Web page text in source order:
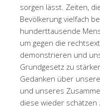
sorgen lässt. Zeiten,
Bevölkerung vielfach
hunderttausende
um gegen die
demonstrieren und
Grundgesetz zu
Gedanken über
und unseres
diese wieder schätzen